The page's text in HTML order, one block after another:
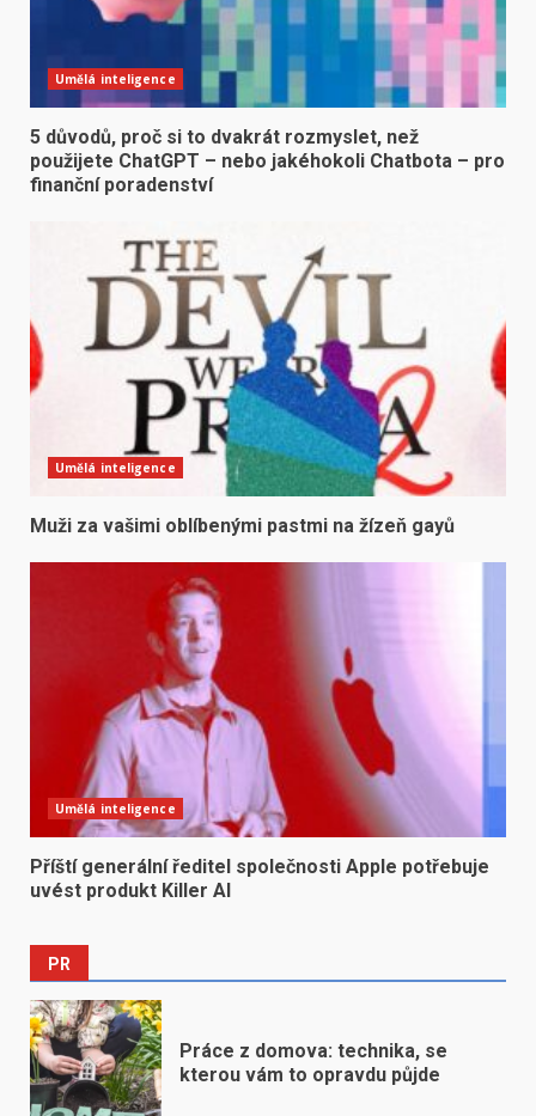
Umělá inteligence
5 důvodů, proč si to dvakrát rozmyslet, než
použijete ChatGPT – nebo jakéhokoli Chatbota – pro
finanční poradenství
Umělá inteligence
Muži za vašimi oblíbenými pastmi na žízeň gayů
Umělá inteligence
Příští generální ředitel společnosti Apple potřebuje
uvést produkt Killer AI
PR
Práce z domova: technika, se
kterou vám to opravdu půjde